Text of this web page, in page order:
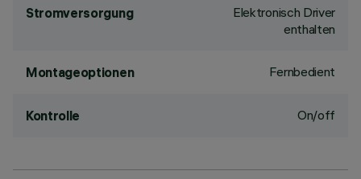
Stromversorgung
Elektronisch Driver
enthalten
Montageoptionen Fernbedient
Kontrolle On/off